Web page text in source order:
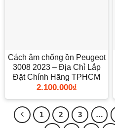
Cách âm chống ồn Peugeot
3008 2023 – Địa Chỉ Lắp
Đặt Chính Hãng TPHCM
2.100.000₫
1 2 3 …